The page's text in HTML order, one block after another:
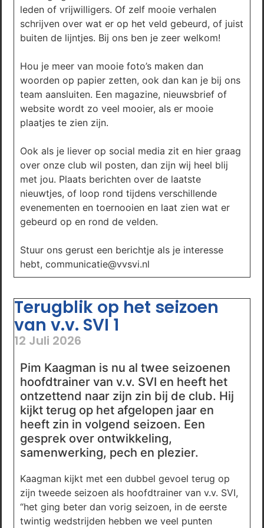
leden of vrijwilligers. Of zelf mooie verhalen
schrijven over wat er op het veld gebeurd, of juist
buiten de lijntjes. Bij ons ben je zeer welkom!
Hou je meer van mooie foto’s maken dan
woorden op papier zetten, ook dan kan je bij ons
team aansluiten. Een magazine, nieuwsbrief of
website wordt zo veel mooier, als er mooie
plaatjes te zien zijn.
Ook als je liever op social media zit en hier graag
over onze club wil posten, dan zijn wij heel blij
met jou. Plaats berichten over de laatste
nieuwtjes, of loop rond tijdens verschillende
evenementen en toernooien en laat zien wat er
gebeurd op en rond de velden.
Stuur ons gerust een berichtje als je interesse
hebt, communicatie@vvsvi.nl
Terugblik op het seizoen
van v.v. SVI 1
12 Juli 2026
Pim Kaagman is nu al twee seizoenen
hoofdtrainer van v.v. SVI en heeft het
ontzettend naar zijn zin bij de club. Hij
kijkt terug op het afgelopen jaar en
heeft zin in volgend seizoen. Een
gesprek over ontwikkeling,
samenwerking, pech en plezier.
Kaagman kijkt met een dubbel gevoel terug op
zijn tweede seizoen als hoofdtrainer van v.v. SVI,
“het ging beter dan vorig seizoen, in de eerste
twintig wedstrijden hebben we veel punten